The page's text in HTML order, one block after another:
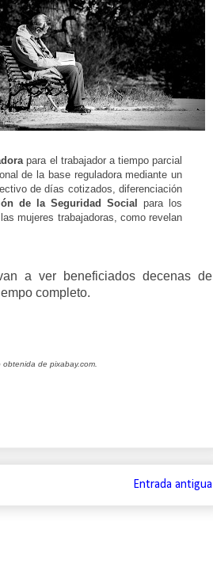
para el trabajador a tiempo parcial
de la base reguladora mediante un
de días cotizados, diferenciación
de la Seguridad Social
para los
mujeres trabajadoras, como revelan
a ver beneficiados decenas de
completo.
obtenida de pixabay.com
Entrada antigua